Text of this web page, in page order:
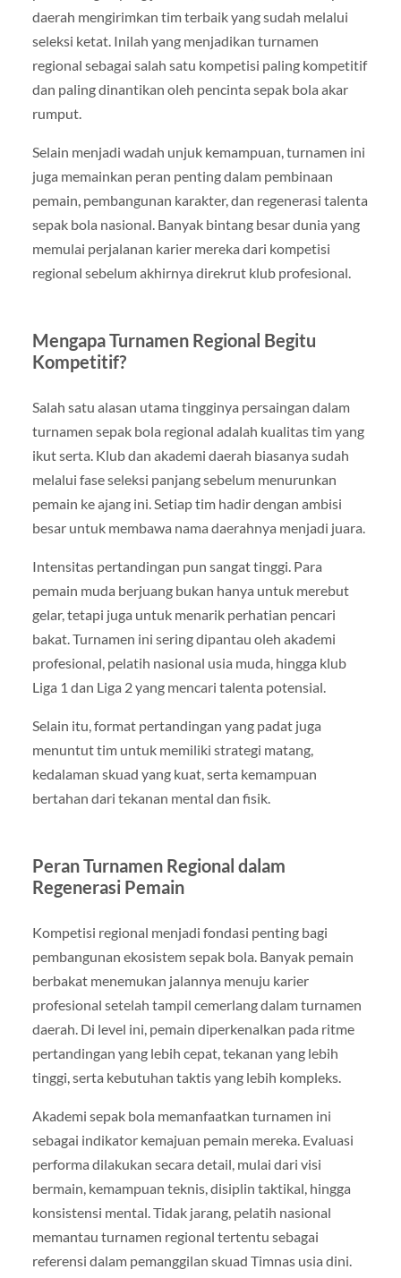
daerah mengirimkan tim terbaik yang sudah melalui
seleksi ketat. Inilah yang menjadikan turnamen
regional sebagai salah satu kompetisi paling kompetitif
dan paling dinantikan oleh pencinta sepak bola akar
rumput.
Selain menjadi wadah unjuk kemampuan, turnamen ini
juga memainkan peran penting dalam pembinaan
pemain, pembangunan karakter, dan regenerasi talenta
sepak bola nasional. Banyak bintang besar dunia yang
memulai perjalanan karier mereka dari kompetisi
regional sebelum akhirnya direkrut klub profesional.
Mengapa Turnamen Regional Begitu
Kompetitif?
Salah satu alasan utama tingginya persaingan dalam
turnamen sepak bola regional adalah kualitas tim yang
ikut serta. Klub dan akademi daerah biasanya sudah
melalui fase seleksi panjang sebelum menurunkan
pemain ke ajang ini. Setiap tim hadir dengan ambisi
besar untuk membawa nama daerahnya menjadi juara.
Intensitas pertandingan pun sangat tinggi. Para
pemain muda berjuang bukan hanya untuk merebut
gelar, tetapi juga untuk menarik perhatian pencari
bakat. Turnamen ini sering dipantau oleh akademi
profesional, pelatih nasional usia muda, hingga klub
Liga 1 dan Liga 2 yang mencari talenta potensial.
Selain itu, format pertandingan yang padat juga
menuntut tim untuk memiliki strategi matang,
kedalaman skuad yang kuat, serta kemampuan
bertahan dari tekanan mental dan fisik.
Peran Turnamen Regional dalam
Regenerasi Pemain
Kompetisi regional menjadi fondasi penting bagi
pembangunan ekosistem sepak bola. Banyak pemain
berbakat menemukan jalannya menuju karier
profesional setelah tampil cemerlang dalam turnamen
daerah. Di level ini, pemain diperkenalkan pada ritme
pertandingan yang lebih cepat, tekanan yang lebih
tinggi, serta kebutuhan taktis yang lebih kompleks.
Akademi sepak bola memanfaatkan turnamen ini
sebagai indikator kemajuan pemain mereka. Evaluasi
performa dilakukan secara detail, mulai dari visi
bermain, kemampuan teknis, disiplin taktikal, hingga
konsistensi mental. Tidak jarang, pelatih nasional
memantau turnamen regional tertentu sebagai
referensi dalam pemanggilan skuad Timnas usia dini.